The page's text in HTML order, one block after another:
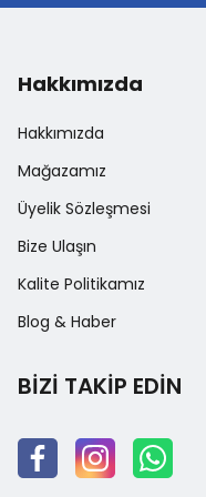
Hakkımızda
Hakkımızda
Mağazamız
Üyelik Sözleşmesi
Bize Ulaşın
Kalite Politikamız
Blog & Haber
BİZİ TAKİP EDİN